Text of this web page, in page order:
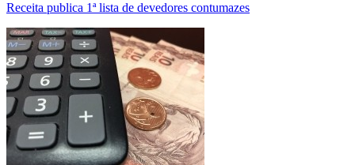
Receita publica 1ª lista de devedores contumazes